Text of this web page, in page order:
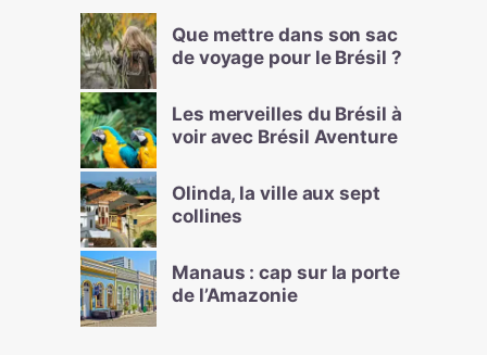
Que mettre dans son sac
de voyage pour le Brésil ?
Les merveilles du Brésil à
voir avec Brésil Aventure
Olinda, la ville aux sept
collines
Manaus : cap sur la porte
de l’Amazonie